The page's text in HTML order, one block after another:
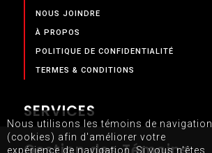
Nous utilisons les témoins de navigation
(cookies) afin d'améliorer votre
expérience de navigation. Si vous n'êtes
NOUS JOINDRE
À PROPOS
POLITIQUE DE CONFIDENTIALITÉ
TERMES & CONDITIONS
SERVICES